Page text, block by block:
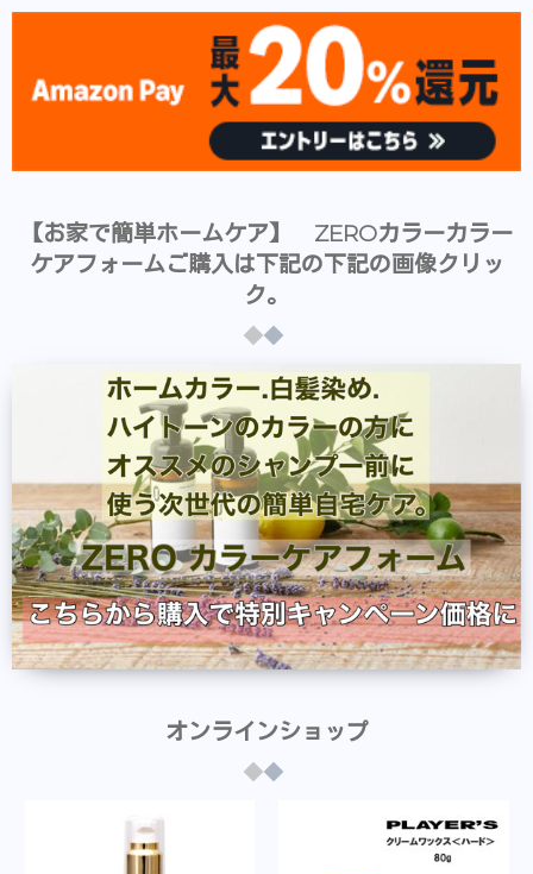
【お家で簡単ホームケア】 ZEROカラーカラー
ケアフォームご購入は下記の下記の画像クリッ
ク。
オンラインショップ